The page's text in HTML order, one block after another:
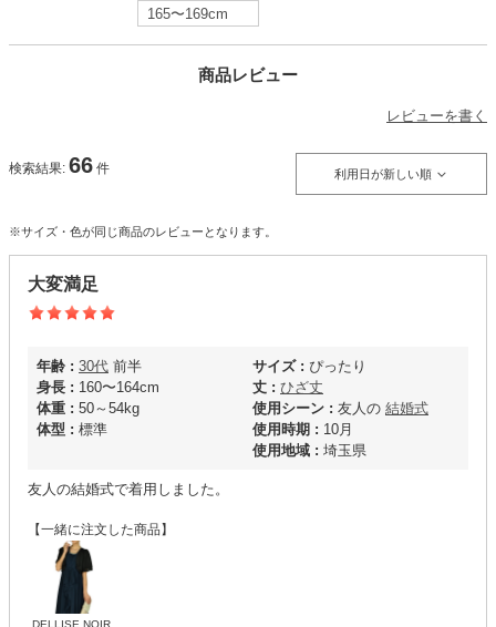
165〜169cm
商品レビュー
レビューを書く
検索結果: 66 件 利用日が新しい順
※サイズ・色が同じ商品のレビューとなります。
大変満足
年齢 : 30代 前半
身長 : 160〜164cm
体重 : 50～54kg
体型 : 標準
サイズ : ぴったり
丈 : ひざ丈
使用シーン : 友人の 結婚式
使用時期 : 10月
使用地域 : 埼玉県
友人の結婚式で着用しました。
【一緒に注文した商品】
DELLISE NOIR